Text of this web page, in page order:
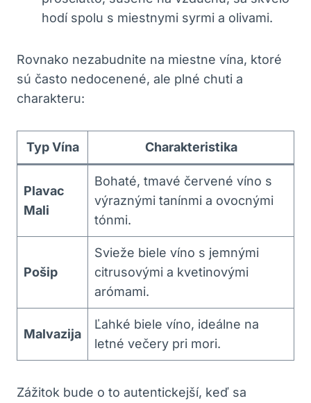
hodí spolu s miestnymi syrmi ⁤a olivami.
Rovnako ‍nezabudnite na miestne vína, ktoré
⁣sú často ⁣nedocenené,‍ ale plné chuti a
charakteru:
Typ Vína Charakteristika
Plavac
Mali
Bohaté, tmavé červené víno s
⁤výraznými tanínmi a ⁣ovocnými
tónmi.
Pošip
Svieže biele víno‌ s jemnými
citrusovými a⁣ kvetinovými
arómami.
Malvazija
Ľahké biele ⁤víno, ideálne na
letné večery pri mori.
Zážitok bude o to autentickejší, keď sa